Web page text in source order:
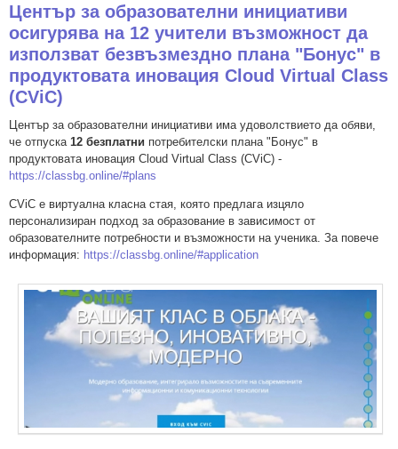
Център за образователни инициативи
осигурява на 12 учители възможност да
използват безвъзмездно плана "Бонус" в
продуктовата иновация Cloud Virtual Class
(CViC)
Център за образователни инициативи има удоволствието да обяви,
че отпуска 12 безплатни потребителски плана "Бонус" в
продуктовата иновация Cloud Virtual Class (CViC) -
https://classbg.online/#plans
CViC e виртуална класна стая, която предлага изцяло
персонализиран подход за образование в зависимост от
образователните потребности и възможности на ученика. За повече
информация: https://classbg.online/#application